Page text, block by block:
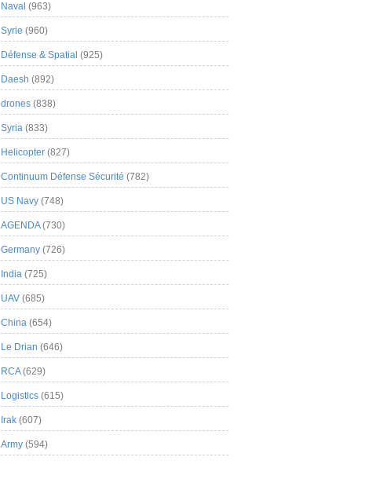
Naval (963)
Syrie (960)
Défense & Spatial (925)
Daesh (892)
drones (838)
Syria (833)
Helicopter (827)
Continuum Défense Sécurité (782)
US Navy (748)
AGENDA(730)
Germany (726)
India (725)
UAV (685)
China (654)
Le Drian (646)
RCA(629)
Logistics (615)
Irak (607)
Army (594)